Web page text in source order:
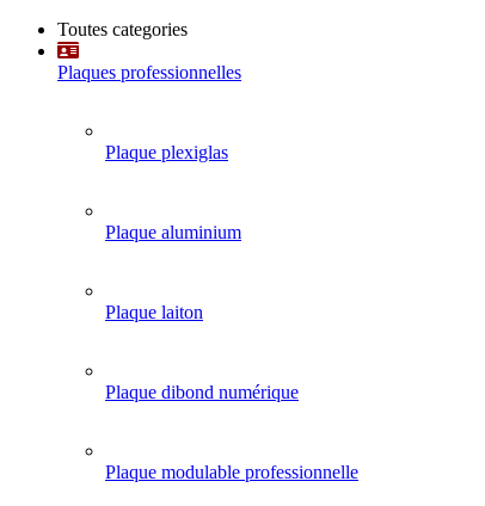
Toutes categories
Plaques professionnelles
Plaque plexiglas
Plaque aluminium
Plaque laiton
Plaque dibond numérique
Plaque modulable professionnelle